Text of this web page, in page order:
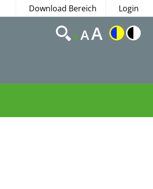
Download Bereich Login
AAA